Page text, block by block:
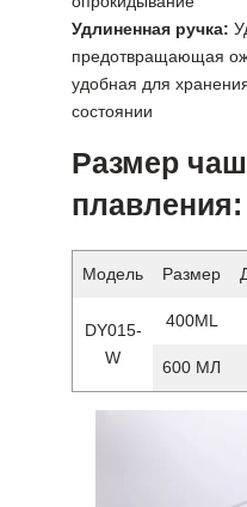
Удлиненная ручка:
предотвращающая
удобная для
состоянии
Размер
плавления:
Модель Размер
DY015-
W
400ML
600 МЛ